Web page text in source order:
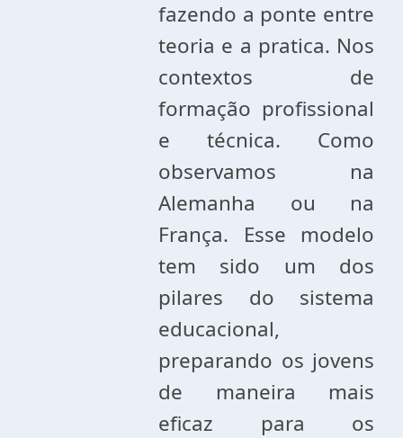
fazendo a ponte entre
teoria e a pratica. Nos
contextos de
formação profissional
e técnica. Como
observamos na
Alemanha ou na
França. Esse modelo
tem sido um dos
pilares do sistema
educacional,
preparando os jovens
de maneira mais
eficaz para os